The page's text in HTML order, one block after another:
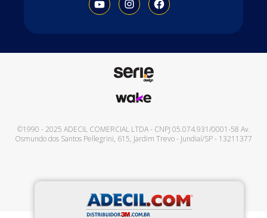
©1990 - 2025 ADECIL COMERCIAL LTDA- CNPJ 05.074.931/0001-58 Av.
Osmundo dos Santos Pellegrini, 615, Jardim Trevo- Jundiaí/SP- 13211377